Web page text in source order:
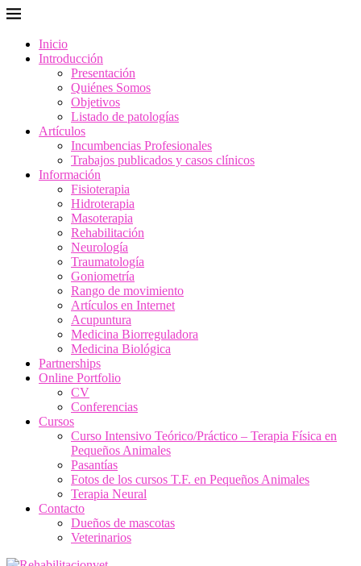
Inicio
Introducción
Presentación
Quiénes Somos
Objetivos
Listado de patologías
Artículos
Incumbencias Profesionales
Trabajos publicados y casos clínicos
Información
Fisioterapia
Hidroterapia
Masoterapia
Rehabilitación
Neurología
Traumatología
Goniometría
Rango de movimiento
Artículos en Internet
Acupuntura
Medicina Biorreguladora
Medicina Biológica
Partnerships
Online Portfolio
CV
Conferencias
Cursos
Curso Intensivo Teórico/Práctico – Terapia Física en
Pequeños Animales
Pasantías
Fotos de los cursos T.F. en Pequeños Animales
Terapia Neural
Contacto
Dueños de mascotas
Veterinarios